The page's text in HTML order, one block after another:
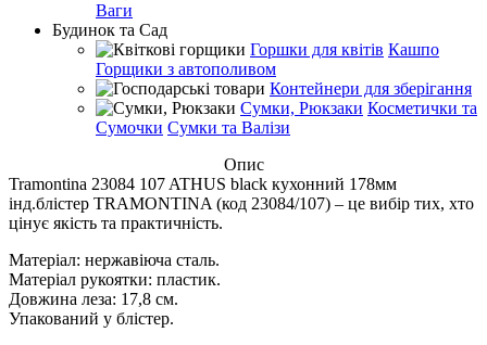
Ваги
Будинок та Сад
Горшки для квітів Кашпо
Горщики з автополивом
Контейнери для зберігання
Сумки, Рюкзаки Косметички та
Сумочки Сумки та Валізи
Опис
Tramontina 23084 107 ATHUS black кухонний 178мм
інд.блістер TRAMONTINA (код 23084/107) – це вибір тих, хто
цінує якість та практичність.
Матеріал: нержавіюча сталь.
Матеріал рукоятки: пластик.
Довжина леза: 17,8 см.
Упакований у блістер.